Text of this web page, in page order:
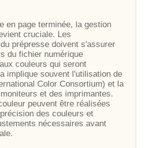
en page terminée, la gestion
cruciale. Les
prépresse doivent s'assurer
du fichier numérique
couleurs qui seront
implique souvent l'utilisation de
Color Consortium) et la
et des imprimantes.
peuvent être réalisées
des couleurs et
nécessaires avant